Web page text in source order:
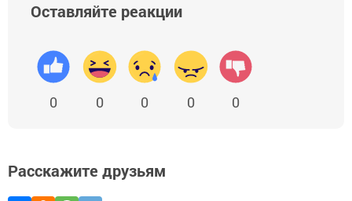
Оставляйте реакции
0 0 0 0 0
Расскажите друзьям